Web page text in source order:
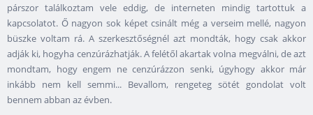
párszor találkoztam vele eddig, de interneten mindig tartottuk a
kapcsolatot. Ő nagyon sok képet csinált még a verseim mellé, nagyon
büszke voltam rá. A szerkesztőségnél azt mondták, hogy csak akkor
adják ki, hogyha cenzúrázhatják. A felétől akartak volna megválni, de azt
mondtam, hogy engem ne cenzúrázzon senki, úgyhogy akkor már
inkább nem kell semmi... Bevallom, rengeteg sötét gondolat volt
bennem abban az évben.